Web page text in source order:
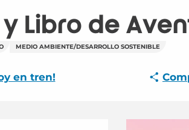
Libro de
MEDIO AMBIENTE/DESARROLLO SOSTENIBLE
en tren!